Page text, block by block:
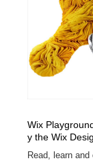
Wix
y the Wix
Read, learn